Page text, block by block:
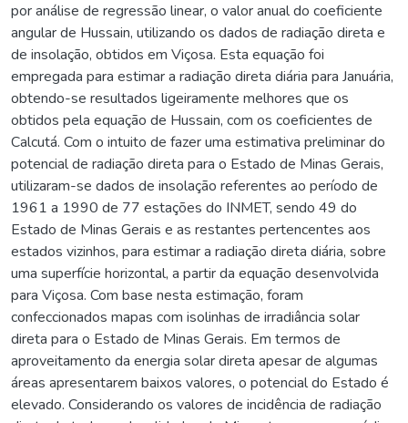
por análise de regressão linear, o valor anual do coeficiente
angular de Hussain, utilizando os dados de radiação direta e
de insolação, obtidos em Viçosa. Esta equação foi
empregada para estimar a radiação direta diária para Januária,
obtendo-se resultados ligeiramente melhores que os
obtidos pela equação de Hussain, com os coeficientes de
Calcutá. Com o intuito de fazer uma estimativa preliminar do
potencial de radiação direta para o Estado de Minas Gerais,
utilizaram-se dados de insolação referentes ao período de
1961 a 1990 de 77 estações do INMET, sendo 49 do
Estado de Minas Gerais e as restantes pertencentes aos
estados vizinhos, para estimar a radiação direta diária, sobre
uma superfície horizontal, a partir da equação desenvolvida
para Viçosa. Com base nesta estimação, foram
confeccionados mapas com isolinhas de irradiância solar
direta para o Estado de Minas Gerais. Em termos de
aproveitamento da energia solar direta apesar de algumas
áreas apresentarem baixos valores, o potencial do Estado é
elevado. Considerando os valores de incidência de radiação